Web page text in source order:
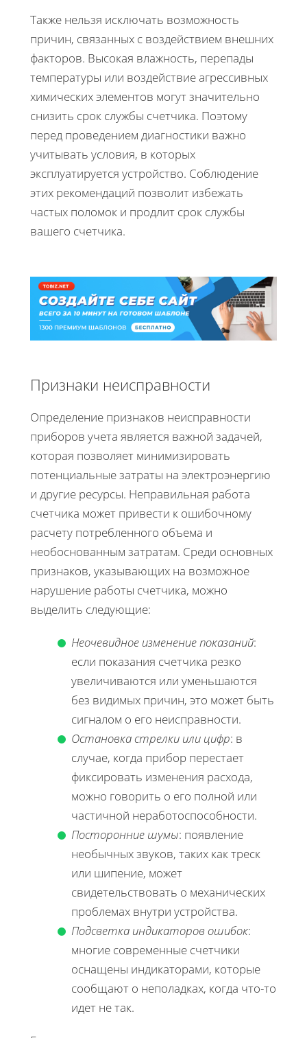
Также нельзя исключать возможность
причин, связанных с воздействием внешних
факторов. Высокая влажность, перепады
температуры или воздействие агрессивных
химических элементов могут значительно
снизить срок службы счетчика. Поэтому
перед проведением диагностики важно
учитывать условия, в которых
эксплуатируется устройство. Соблюдение
этих рекомендаций позволит избежать
частых поломок и продлит срок службы
вашего счетчика.
Признаки неисправности
Определение признаков неисправности
приборов учета является важной задачей,
которая позволяет минимизировать
потенциальные затраты на электроэнергию
и другие ресурсы. Неправильная работа
счетчика может привести к ошибочному
расчету потребленного объема и
необоснованным затратам. Среди основных
признаков, указывающих на возможное
нарушение работы счетчика, можно
выделить следующие:
Неочевидное изменение показаний:
если показания счетчика резко
увеличиваются или уменьшаются
без видимых причин, это может быть
сигналом о его неисправности.
Остановка стрелки или цифр: в
случае, когда прибор перестает
фиксировать изменения расхода,
можно говорить о его полной или
частичной неработоспособности.
Посторонние шумы: появление
необычных звуков, таких как треск
или шипение, может
свидетельствовать о механических
проблемах внутри устройства.
Подсветка индикаторов ошибок:
многие современные счетчики
оснащены индикаторами, которые
сообщают о неполадках, когда что-то
идет не так.